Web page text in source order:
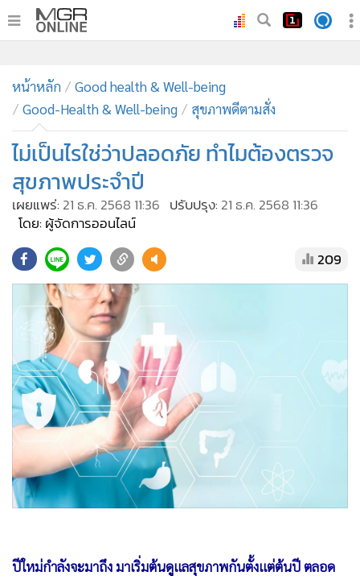
• ทันเหตุการณ์
• ภาคใต้
• ภูมิภาค
• Online Section
• บันเทิง
• ผู้จัดการรายวัน
คอลัมนิสต์
• ละคร
• CbizReview
Cyber BIZ
ผู้จัดกวน
• Good health & Well-being
• Green Innovation & SD
• Management & HR
• MGR Live
• Infographic
• การเมือง
• ท่องเที่ยว
• ต่างประเทศ
หน้าหลัก
Good health & Well-being
Good-Health & Well-being
สุขภาพดีตามสั่ง
ไม่เป็นไรใช่ว่าปลอดภัย ทำไมต้องตรวจ
สุขภาพประจำปี
เผยแพร่: 21 ธ.ค. 2568 11:36 ปรับปรุง: 21 ธ.ค. 2568 11:36
โดย: ผู้จัดการออนไลน์
209
ปีใหม่กำลังจะมาถึง มาเริ่มต้นดูแลสุขภาพกันตั้งแต่ต้นปี ตลอด